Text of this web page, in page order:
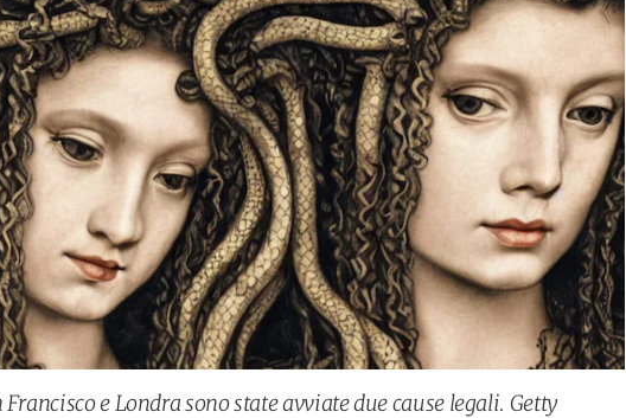
Francisco e Londra sono state avviate due cause legali. Getty